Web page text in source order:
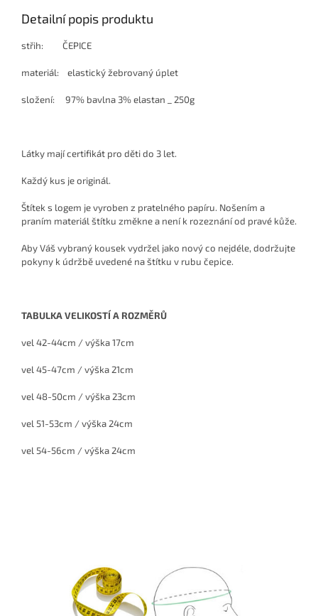
Detailní popis produktu
střih: ČEPICE
materiál: elastický žebrovaný úplet
složení: 97% bavlna 3% elastan _ 250g
Látky mají certifikát pro děti do 3 let.
Každý kus je originál.
Štítek s logem je vyroben z pratelného papíru. Nošením a
praním materiál štítku změkne a není k rozeznání od pravé kůže.
Aby Váš vybraný kousek vydržel jako nový co nejdéle, dodržujte
pokyny k údržbě uvedené na štítku v rubu čepice.
TABULKA VELIKOSTÍ A ROZMĚRŮ
vel 42-44cm / výška 17cm
vel 45-47cm / výška 21cm
vel 48-50cm / výška 23cm
vel 51-53cm / výška 24cm
vel 54-56cm / výška 24cm